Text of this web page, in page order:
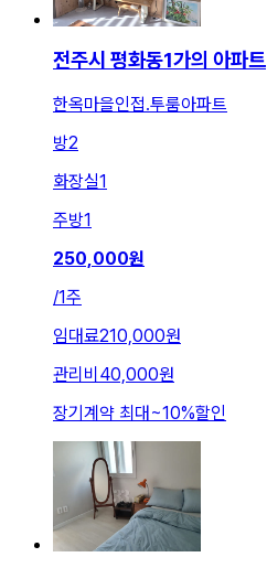
전주시 평화동1가의 아파트
한옥마을인접.투룸아파트
방2
화장실1
주방1
250,000원
/1주
임대료210,000원
관리비 40,000원
장기계약 최대~10%할인